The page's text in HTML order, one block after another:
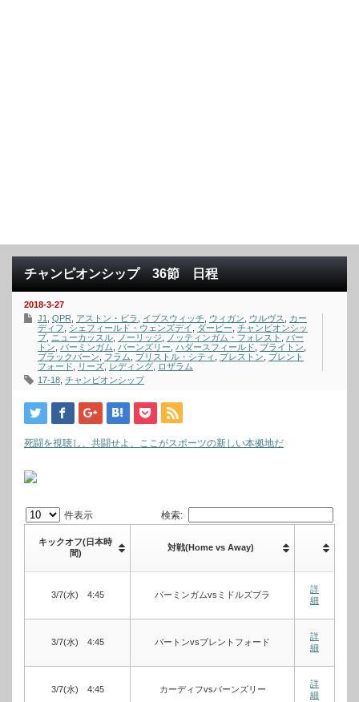
チャンピオンシップ 36節 日程
2018-3-27
J1
QPR アストン・ビラ イプスウィッチ ウィガン ウルヴス
カー
ディフ
シェフィールド・ウェンズデイ ダービー チャンピオンシッ
プ, ニューカッスル ノーリッジ ノッティンガム・フォレスト
バー
トン
バーミンガム バーンズリー ハダースフィールド ブライトン
ブラックバーン
フラム ブリストル・シティ プレストン
ブレント
フォード
リーズ レディング
ロザラム
17-18 チャンピオンシップ
死闘を視聴し、共闘せよ、ここがスポーツの新しい本拠地だ
件表示 検索:
キックオフ(日本時
間)
対戦(Home vs Away)
3/7(水) 4:45 バーミンガムvsミドルズブラ
詳
細
3/7(水) 4:45 バートンvsブレントフォード
詳
細
3/7(水) 4:45 カーディフvsバーンズリー
詳
細